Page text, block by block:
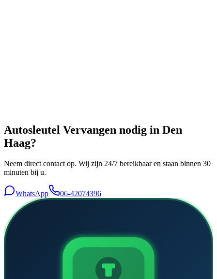
Autosleutel Vervangen nodig in Den
Haag?
Neem direct contact op. Wij zijn 24/7 bereikbaar en staan binnen 30
minuten bij u.
WhatsApp 06-42074396